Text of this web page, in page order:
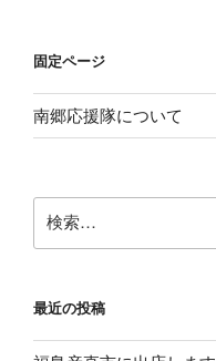
固定ページ
南郷応援隊について
索:
最近の投稿